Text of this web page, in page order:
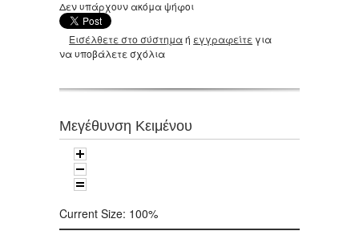
Δεν υπάρχουν ακόμα ψήφοι
Εισέλθετε στο σύστημαή εγγραφείτε για
να υποβάλετε σχόλια
Μεγέθυνση Κειμένου
Current Size: 100%